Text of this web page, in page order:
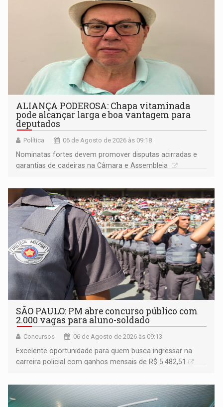
ALIANÇA PODEROSA: Chapa vitaminada
pode alcançar larga e boa vantagem para
deputados
Política 06 de Agosto de 2026 às 09:18
Nominatas fortes devem promover disputas acirradas e
garantias de cadeiras na Câmara e Assembleia
SÃO PAULO: PM abre concurso público com
2.000 vagas para aluno-soldado
Concursos 06 de Agosto de 2026 às 09:13
Excelente oportunidade para quem busca ingressar na
carreira policial com ganhos mensais de R$ 5.482,51